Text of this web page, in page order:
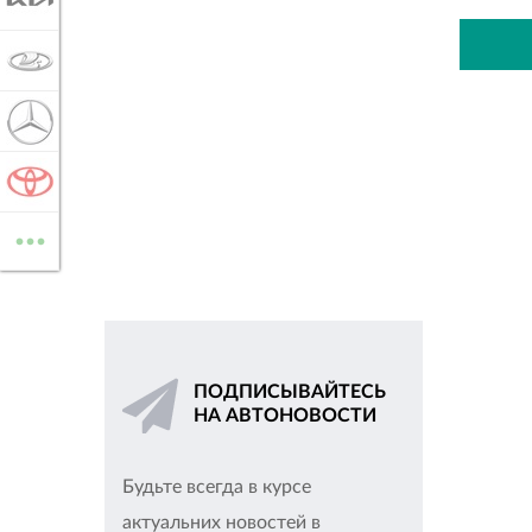
ПОДПИСЫВАЙТЕСЬ
НА АВТОНОВОСТИ
Будьте всегда в курсе
актуальних новостей в
...